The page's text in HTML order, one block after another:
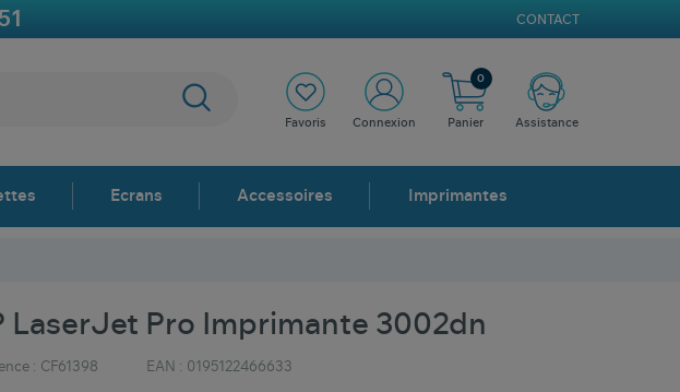
CONTACT
Favoris Connexion Panier
0
Assistance
Ecrans Accessoires Imprimantes
LaserJet Pro Imprimante 3002dn
: CF61398 EAN : 0195122466633